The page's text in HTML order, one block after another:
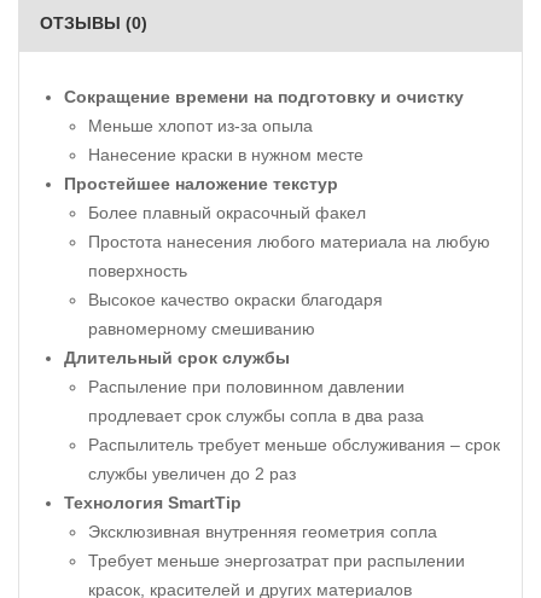
ОТЗЫВЫ (0)
Сокращение времени на подготовку и очистку
Меньше хлопот из-за опыла
Нанесение краски в нужном месте
Простейшее наложение текстур
Более плавный окрасочный факел
Простота нанесения любого материала на любую
поверхность
Высокое качество окраски благодаря
равномерному смешиванию
Длительный срок службы
Распыление при половинном давлении
продлевает срок службы сопла в два раза
Распылитель требует меньше обслуживания – срок
службы увеличен до 2 раз
Технология SmartTip
Эксклюзивная внутренняя геометрия сопла
Требует меньше энергозатрат при распылении
красок, красителей и других материалов